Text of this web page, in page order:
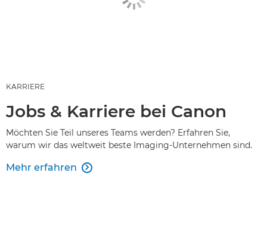
KARRIERE
Jobs & Karriere bei Canon
Möchten Sie Teil unseres Teams werden? Erfahren Sie,
warum wir das weltweit beste Imaging-Unternehmen sind.
Mehr erfahren 